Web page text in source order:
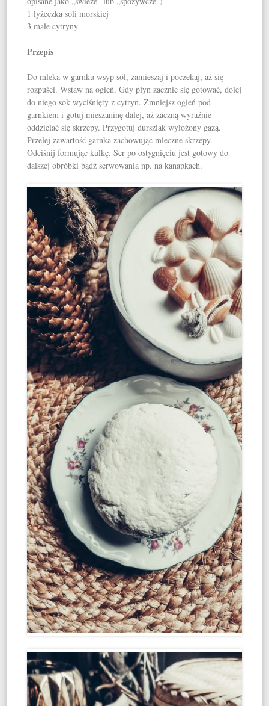
1 łyżeczka soli morskiej
3 małe cytryny
Przepis
Do mleka w garnku wsyp sól, zamieszaj i poczekaj, aż się
rozpuści. Wstaw na ogień. Gdy płyn zacznie się gotować, dolej
do niego sok wyciśnięty z cytryn. Zmniejsz ogień pod
garnkiem i gotuj mieszaninę dalej, aż zaczną wyraźnie
oddzielać się skrzepy. Przygotuj durszlak wyłożony gazą.
Przelej zawartość garnka zachowując mleczne skrzepy.
Odciśnij formując kulkę. Ser po ostygnięciu jest gotowy do
dalszej obróbki bądź serwowania np. na kanapkach.